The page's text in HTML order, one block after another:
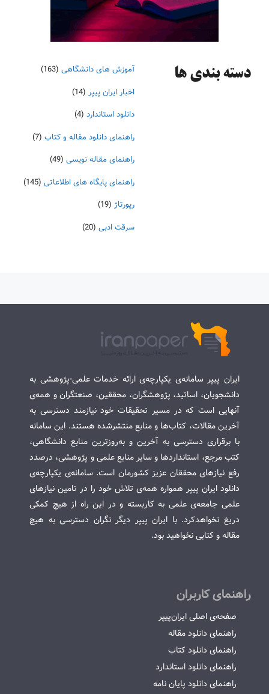
دسته‌ بندی ها آموزش های دانشگاهی (163)
اخبار ایران پیپر (14)
دانلود استاندارد (4)
راهنمای دانلود مقاله و کتاب (7)
راهنمای مقاله نویسی (49)
راهنمای پایگاه های اطلاعاتی (145)
رپورتاژ (19)
سرقت ادبی (20)
ایران پیپر سامانه‌ی یکپارچه‌ی ارائه خدمات علمی-پژوهشی به
دانشجویان، اساتید، پژوهشگران، محققین، صنعتگران و همه‌ی
آنهایی است که در مسیر تحقیقات خود نیازمند دسترسی به
آخرین مقالات، کتاب‌ها و منابع منتشرشده هستند. این سامانه
با برقراری دسترسی به آخرین و به‌روزترین منابع دانشگاهی،
کتب مرجع، استانداردها و سایر منابع علمی و پژوهشی، درصدد
رفع نیازهای محققان عزیز کشورمان است. سامانه‌ی یکپارچه‌ی
دانلود ایران پیپر همواره همه‌ی تلاش خود را در تامین نیازهای
علمی جامعه‌ی علمی به کاربسته و در این راه از هیچ کمکی
دریغ نخواهدکرد. با ایران پیپر دیگر نگران دسترسی به هیچ
مقاله و کتابی نخواهید بود.
راهنمای کاربران
صفحه‌ی اصلی ایران‌پیپر
راهنمای دانلود مقاله
راهنمای دانلود کتاب
راهنمای دانلود استاندارد
راهنمای دانلود پایان نامه